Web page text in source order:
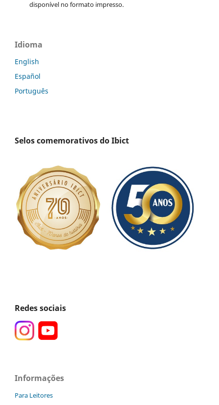
disponível no formato impresso.
Idioma
English
Español
Português
Selos comemorativos do Ibict
Redes sociais
Informações
Para Leitores